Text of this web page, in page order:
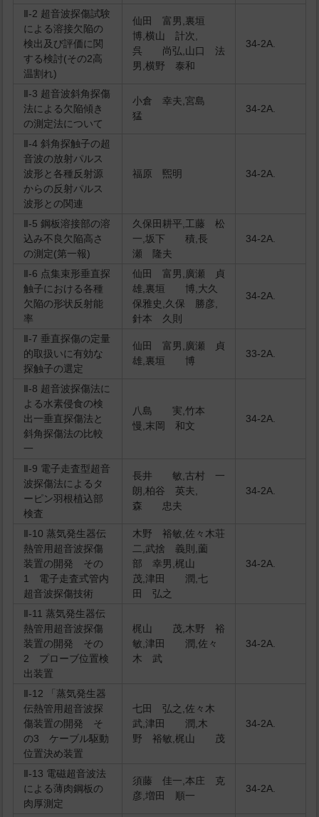
Ⅱ-2 超音波探傷試験
による溶接欠陥の
検出及び評価に関
する検討(その2高
温割れ)
仙田 富男,裏垣
博,横山 計次,
呉 尚弘,山口 法
男,横野 泰和
34-2A.
Ⅱ-3 超音波斜角探傷
法による欠陥傾き
の測定法について
小倉 幸夫,宮島
猛
34-2A.
Ⅱ-4 斜角探触子の超
音波の放射パルス
波形と各種反射源
からの反射パルス
波形との関連
福原 煕明 34-2A.
Ⅱ-5 鋼板溶接部の溶
込み不良欠陥高さ
の測定(第一報)
久保田耕平,工藤 松
一,坂下 積,長
瀬 隆夫
34-2A.
Ⅱ-6 点集束形垂直探
触子における各種
欠陥の形状反射能
率
仙田 富男,廣瀬 貞
雄,裏垣 博,大久
保雅史,久保 勝彦,
針本 久則
34-2A.
Ⅱ-7 垂直探傷の定量
的取扱いに有効な
探触子の選定
仙田 富男,廣瀬 貞
雄,裏垣 博
33-2A.
Ⅱ-8 超音波探傷法に
よる水素侵食の検
出一垂直探傷法と
斜角探傷法の比較
一
八島 実,竹本
慢,末岡 和文
34-2A.
Ⅱ-9 電子走査型超音
波探傷法によるタ
ーピン羽根植込部
検査
長井 敏,古村 一
朗,柏谷 英夫,
森 忠夫
34-2A.
Ⅱ-10 蒸気発生器伝
熱管用超音波探傷
装置の開発 その
1 電子走査式管内
超音波探傷技術
木野 裕敏,佐々木荘
二,武捨 義則,薗
部 幸男,梶山
茂,津田 潤,七
田 弘之
34-2A.
Ⅱ-11 蒸気発生器伝
熱管用超音波探傷
装置の開発 その
2 プローブ位置検
出装置
梶山 茂,木野 裕
敏,津田 潤,佐々
木 武
34-2A.
Ⅱ-12 「蒸気発生器
伝熱管用超音波探
傷装置の開発 そ
の3 ケーブル駆動
位置決め装置
七田 弘之,佐々木
武,津田 潤,木
野 裕敏,梶山 茂
34-2A.
Ⅱ-13 電磁超音波法
による薄肉鋼板の
肉厚測定
須藤 佳一,本庄 克
彦,増田 順一
34-2A.